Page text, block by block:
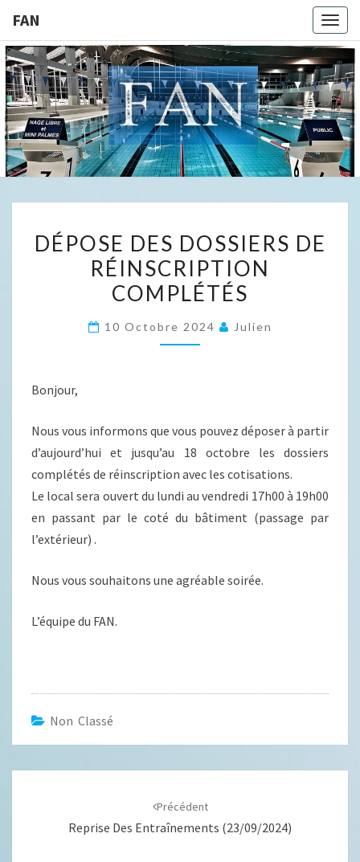
FAN
FAN
DES
DOSSIERS
DE
COMPLÉTÉS
DÉPOSE DES DOSSIERS DE
RÉINSCRIPTION
COMPLÉTÉS
10 Octobre 2024 Julien
Bonjour,
Nous vous informons que vous pouvez déposer à partir
d’aujourd’hui et jusqu’au 18 octobre les dossiers
complétés de réinscription avec les cotisations.
Le local sera ouvert du lundi au vendredi 17h00 à 19h00
en passant par le coté du bâtiment (passage par
l’extérieur) .
Nous vous souhaitons une agréable soirée.
L’équipe du FAN.
Non Classé
Précédent
Reprise Des Entraînements (23/09/2024)